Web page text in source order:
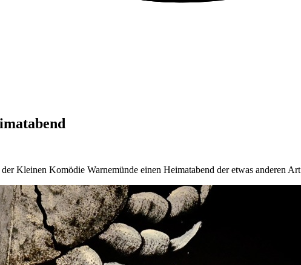
Kleinen Komödie Warnemünde einen Heimatabend der etwas anderen Art